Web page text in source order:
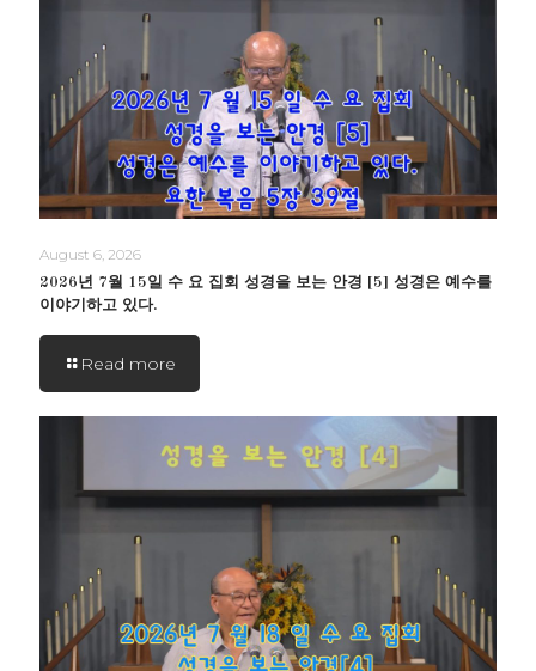
August 6, 2026
2026년 7월 15일 수 요 집회 성경을 보는 안경 [5] 성경은 예수를
이야기하고 있다.
Read more